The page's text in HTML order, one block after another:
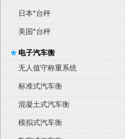
日本*台秤
美国*台秤
电子汽车衡
无人值守称重系统
标准式汽车衡
混凝土式汽车衡
模拟式汽车衡